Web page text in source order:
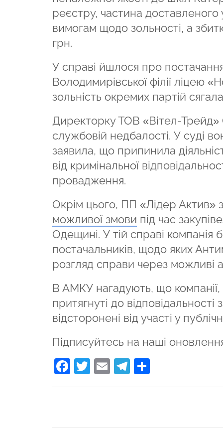
реєстру, частина доставленого
вимогам щодо зольності, а
грн.
У справі йшлося про постачання
Володимирівської філії ліцею
зольність окремих партій
Директорку ТОВ «Вітел-
службовій недбалості. У суді
заявила, що припинила
від кримінальної
провадження.
Окрім цього, ПП «Лідер Актив»
можливої змови під час
Одещині. У тій справі компанія
постачальників, щодо яких
розгляд справи через можливі
В АМКУ нагадують, що компанії,
притягнуті до
відсторонені від участі у
Підписуйтесь на наші
Facebook
Twitter
EmailTelegram